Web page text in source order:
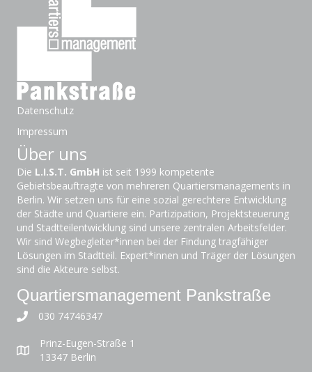
Datenschutz
Impressum
Über uns
Die L.I.S.T. GmbH ist seit 1999 kompetente
Gebietsbeauftragte von mehreren Quartiersmanagements in
Berlin. Wir setzen uns für eine sozial gerechtere Entwicklung
der Städte und Quartiere ein. Partizipation, Projektsteuerung
und Stadtteilentwicklung sind unsere zentralen Arbeitsfelder.
Wir sind Wegbegleiter*innen bei der Findung tragfähiger
Lösungen im Stadtteil. Expert*innen und Träger der Lösungen
sind die Akteure selbst.
Quartiersmanagement Pankstraße
030 74746347
Prinz-Eugen-Straße 1
13347 Berlin